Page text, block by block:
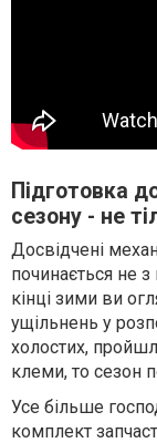
Підготовка
сезону - не
Досвідчені
починається не
кінці зими ви
ущільнень у
холостих,
клеми, то сезон
Усе більше
комплект